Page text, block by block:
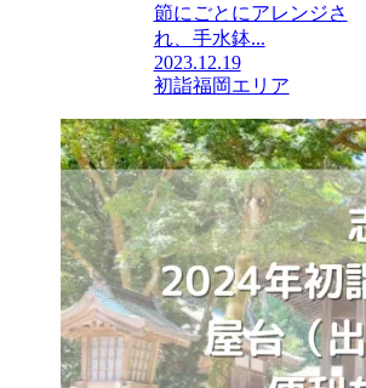
節にごとにアレンジさ
れ、手水鉢...
2023.12.19
初詣福岡エリア